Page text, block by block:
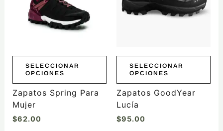
SELECCIONAR
OPCIONES
variantes.
opciones
pueden
elegir
la
página
de
producto
Zapatos Spring Para
Mujer
$62.00
SELECCIONAR
OPCIONES
variantes.
Las
pueden
elegir
la
página
de
producto
Zapatos GoodYear
Lucía
$95.00